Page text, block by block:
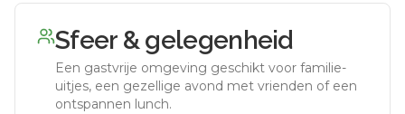
Sfeer & gelegenheid
Een gastvrije omgeving geschikt voor familie-
uitjes, een gezellige avond met vrienden of een
ontspannen lunch.